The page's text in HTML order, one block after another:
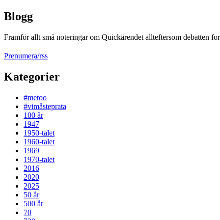
Blogg
Framför allt små noteringar om Quickärendet allteftersom debatten
Prenumera/rss
Kategorier
#metoo
#vimåsteprata
100 år
1947
1950-talet
1960-talet
1969
1970-talet
2016
2020
2025
50 år
500 år
70